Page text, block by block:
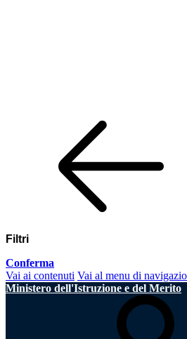
Filtri
Conferma
Vai ai contenuti Vai al menu di
Ministero dell'Istruzione e del Merito